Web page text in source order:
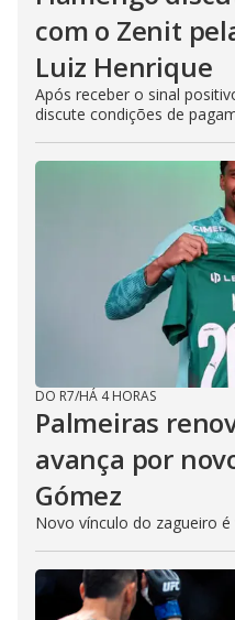
com o Zenit
Luiz Henrique
Após receber o sinal
discute condições de
DO R7/HÁ 4 HORAS
Palmeiras
avança por
Gómez
Novo vínculo do zagueiro